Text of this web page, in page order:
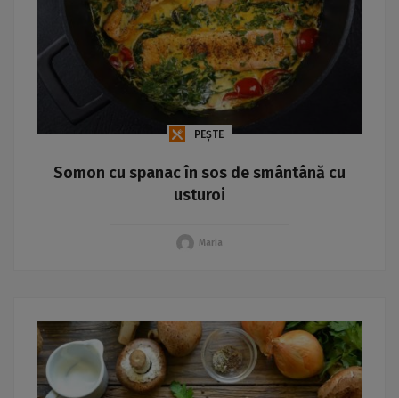
PEȘTE
Somon cu spanac în sos de smântână cu
usturoi
Maria